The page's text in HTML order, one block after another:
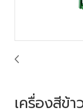
เครื่องสีข้า